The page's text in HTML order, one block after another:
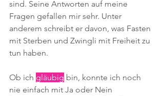
sind. Seine Antworten auf meine
Fragen gefallen mir sehr. Unter
anderem schreibt er davon, was Fasten
mit Sterben und Zwingli mit Freiheit zu
tun haben.
Ob ich gläubig bin, konnte ich noch
nie einfach mit Ja oder Nein